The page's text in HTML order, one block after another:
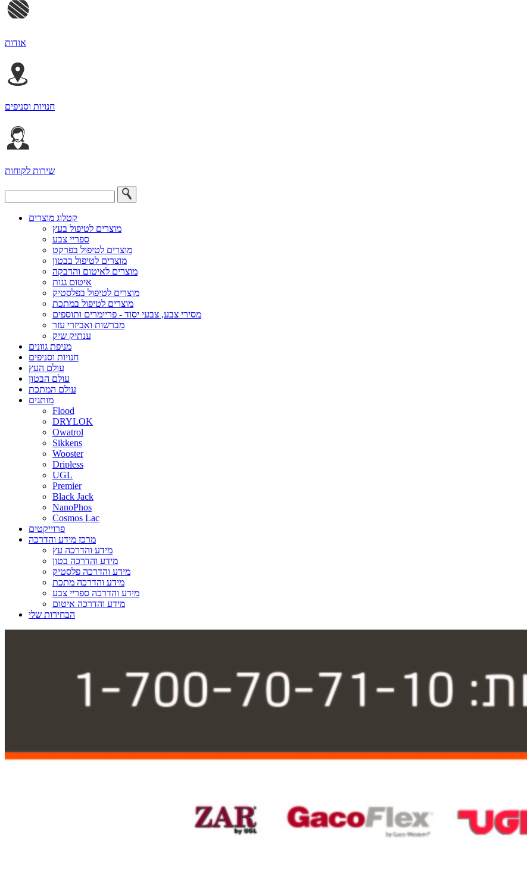
אודות
חנויות וסניפים
שירות לקוחות
קטלוג מוצרים
מוצרים לטיפול בעץ
ספריי צבע
מוצרים לטיפול בפרקט
מוצרים לטיפול בבטון
מוצרים לאיטום והדבקה
איטום גגות
מוצרים לטיפול בפלסטיק
מוצרים לטיפול במתכת
מסירי צבע, צבעי יסוד - פריימרים ותוספים
מברשות ואביזרי עזר
ענתיק שיק
מניפת גוונים
חנויות וסניפים
עולם העץ
עולם הבטון
עולם המתכת
מותגים
Flood
DRYLOK
Owatrol
Sikkens
Wooster
Dripless
UGL
Premier
Black Jack
NanoPhos
Cosmos Lac
פרוייקטים
מרכז מידע והדרכה
מידע והדרכה עץ
מידע והדרכה בטון
מידע והדרכה פלסטיק
מידע והדרכה מתכת
מידע והדרכה ספריי צבע
מידע והדרכה איטום
הבחירות שלי